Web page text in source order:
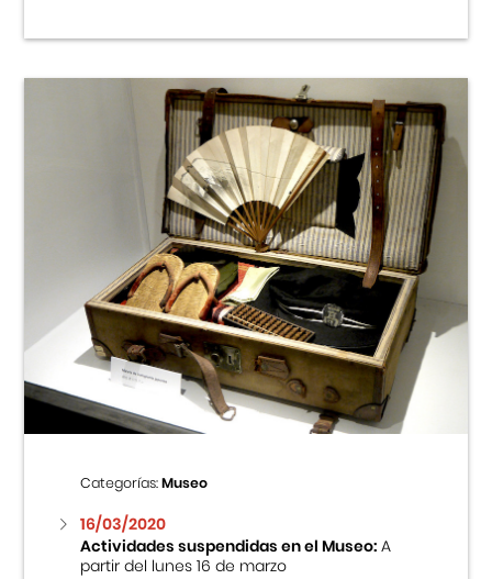
Categorías:Museo
16/03/2020
Actividades suspendidas en el Museo:A
partir del lunes 16 de marzo